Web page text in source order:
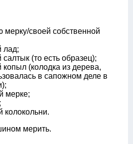
мерку/своей собственной
лад;
(то есть образец);
копыл (колодка из дерева,
в сапожном деле в
мерке;
колокольни.
мерить.